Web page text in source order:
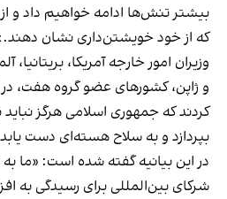
بیشتر تنش‌ها ادامه خواهیم داد و
که از خود خویشتن‌داری نشان
وزیران امور خارجه آمریکا، بریتانیا،
و ژاپن، کشورهای عضو گروه هفت، در
کردند که جمهوری اسلامی هرگز
بپردازد و به سلاح هسته‌ای دست
در این بیانیه گفته شده است: «ما
شرکای بین‌المللی برای رسیدگی به